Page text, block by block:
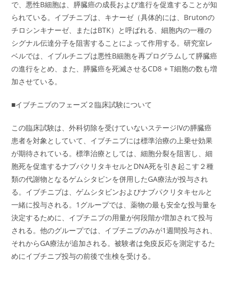
で、悪性B細胞は、膵臓癌の成長および進行を促進することが知
られている。イブチニブは、キナーゼ（具体的には、Brutonの
チロシンキナーゼ、またはBTK）と呼ばれる、細胞内の一種の
シグナル伝達分子を阻害することによって作用する。研究室レ
ベルでは、イブルチニブは悪性B細胞を再プログラムして膵臓癌
の進行をとめ、また、膵臓癌を死滅させるCD8 + T細胞の数も増
加させている。
■イブチニブのフェーズ２臨床試験について
この臨床試験は、外科切除を受けていないステージIVの膵臓癌
患者を対象としていて、イブチニブには標準治療の上乗せ効果
が期待されている。標準治療としては、細胞分裂を阻害し、細
胞死を促進するナブパクリタキセルとDNA死を引き起こす２種
類の代謝物となるゲムシタビンを併用したGA療法が投与され
る。イブチニブは、ゲムシタビンおよびナブパクリタキセルと
一緒に投与される。1グループでは、薬物の最も安全な投与量を
決定するために、イプチニブの用量が何段階か増加されて投与
される。他のグループでは、イブチニブのみが1週間投与され、
それからGA療法が追加される。被験者は免疫反応を測定するた
めにイブチニブ投与の前後で生検を受ける。